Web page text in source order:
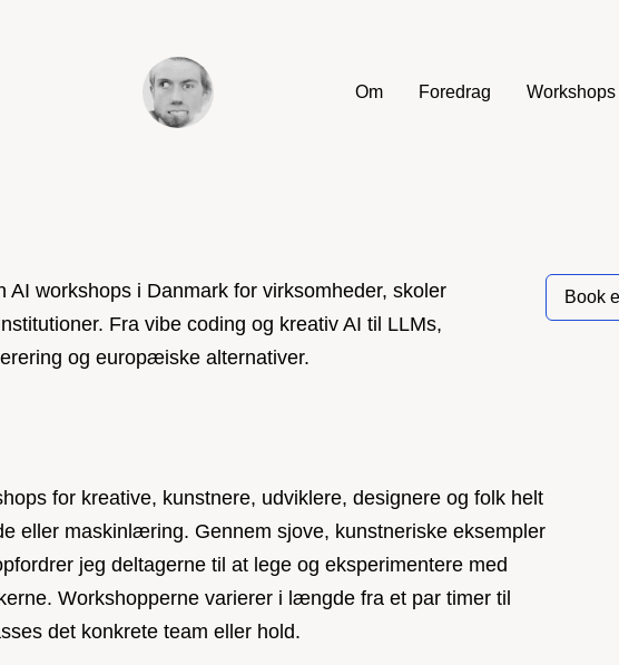
Om Foredrag Workshops
AI workshops i Danmark for virksomheder, skoler
Fra vibe coding og kreativ AI til LLMs,
og europæiske alternativer.
Book
for kreative, kunstnere, udviklere, designere og folk helt
eller maskinlæring. Gennem sjove, kunstneriske eksempler
jeg deltagerne til at lege og eksperimentere med
Workshopperne varierer i længde fra et par timer til
det konkrete team eller hold.